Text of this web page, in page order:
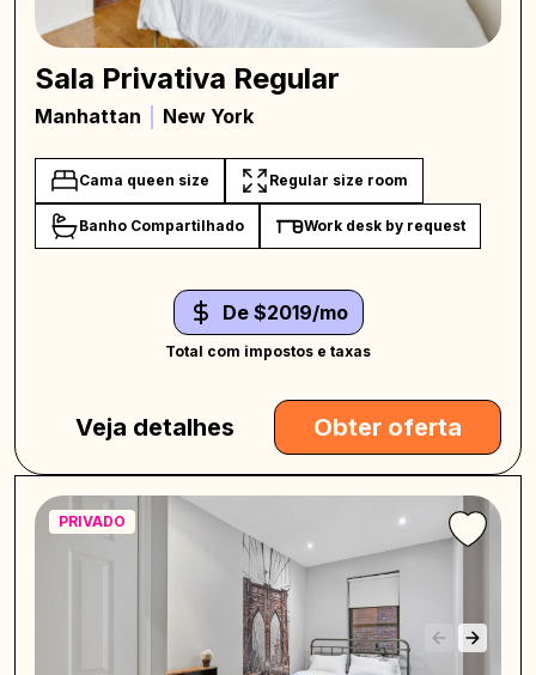
Sala Privativa Regular
Manhattan New York
Cama queen size Regular size room
Banho Compartilhado Work desk by request
De $2019/mo
Total com impostos e taxas
Veja detalhes Obter oferta
PRIVADO